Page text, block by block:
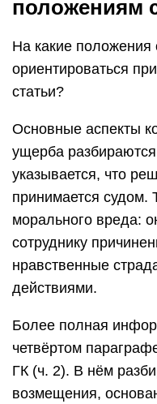
положениям
На какие
ориентироваться
статьи?
Основные аспекты
ущерба
указывается, что
принимается
морального вреда:
сотруднику
нравственные
действиями.
Более полная
четвёртом
ГК (ч. 2). В нём
возмещения,